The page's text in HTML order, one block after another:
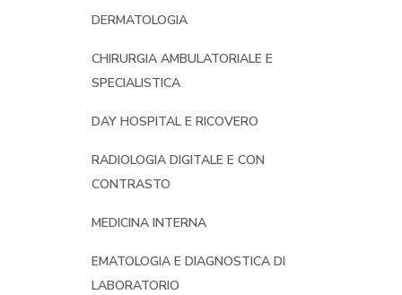
DERMATOLOGIA
CHIRURGIA AMBULATORIALE E
SPECIALISTICA
DAY HOSPITAL E RICOVERO
RADIOLOGIA DIGITALE E CON
CONTRASTO
MEDICINA INTERNA
EMATOLOGIA E DIAGNOSTICA DI
LABORATORIO